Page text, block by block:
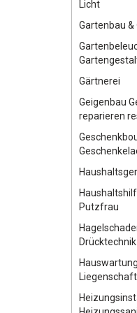
Licht
Gartenbau
Gärtnerei
Geigenbau
reparieren
Putzfrau
Drücktechnik
Hauswartung